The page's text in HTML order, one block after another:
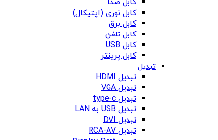
کابل صدا
کابل نوری (اپتیکال)
کابل برق
کابل تلفن
کابل USB
کابل پرینتر
تبدیل
تبدیل HDMI
تبدیل VGA
تبدیل type-c
تبدیل USB به LAN
تبدیل DVI
تبدیل RCA-AV